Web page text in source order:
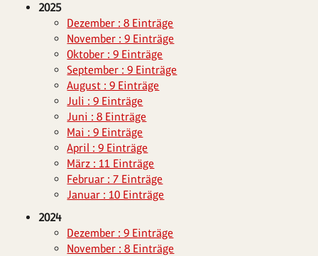
2025
Dezember : 8 Einträge
November : 9 Einträge
Oktober : 9 Einträge
September : 9 Einträge
August : 9 Einträge
Juli : 9 Einträge
Juni : 8 Einträge
Mai : 9 Einträge
April : 9 Einträge
März : 11 Einträge
Februar : 7 Einträge
Januar : 10 Einträge
2024
Dezember : 9 Einträge
November : 8 Einträge